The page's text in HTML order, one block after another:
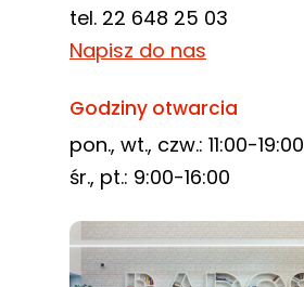
tel. 22 648 25 03
Napisz do nas
Godziny otwarcia
pon., wt., czw.: 11:00-19:00
śr., pt.: 9:00-16:00